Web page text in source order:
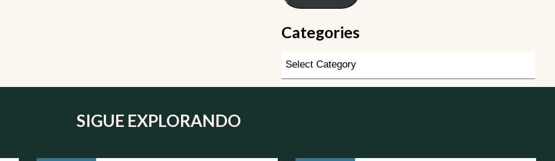
Categories
SIGUE EXPLORANDO